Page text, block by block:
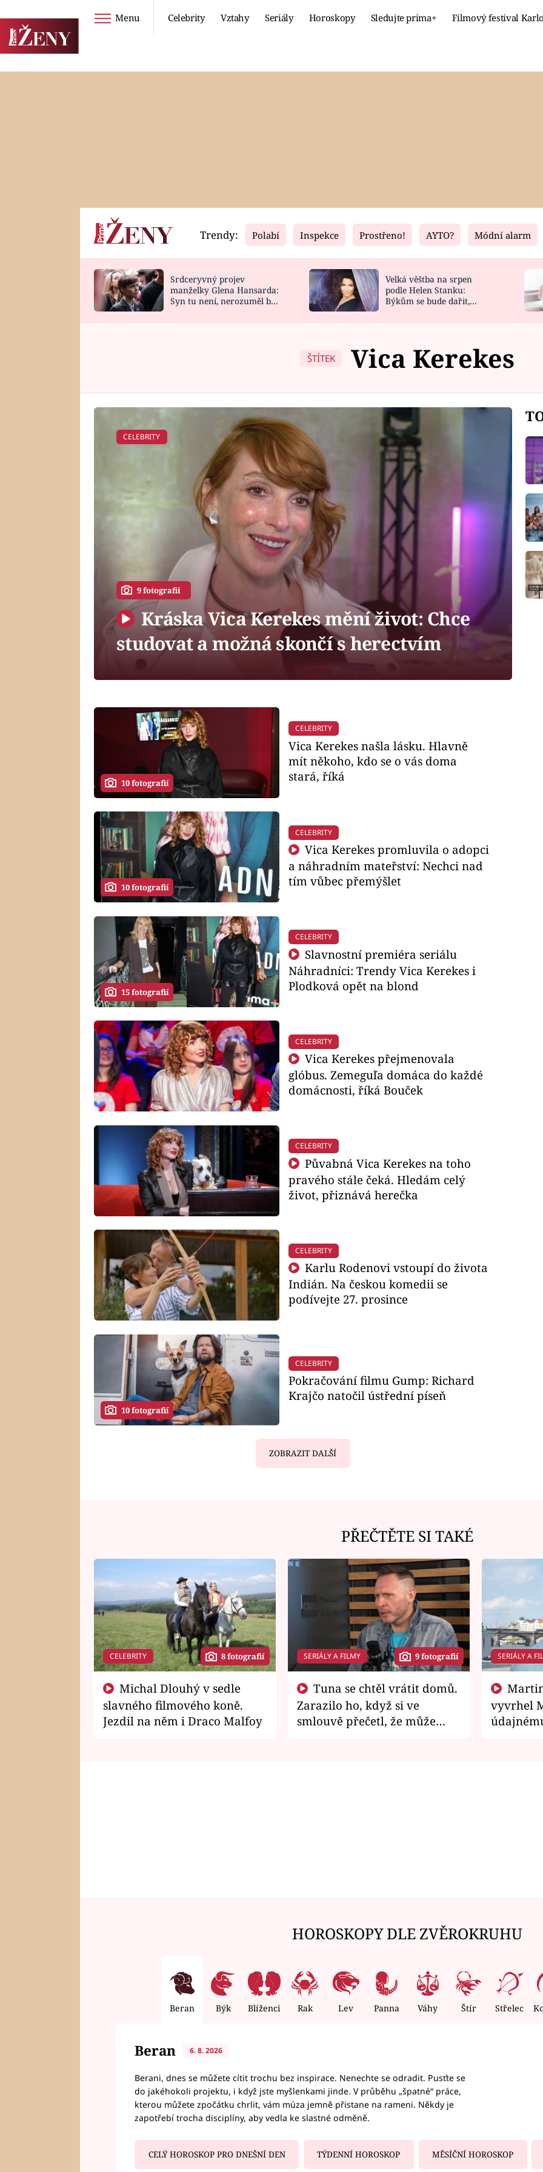
Menu Celebrity Vztahy Seriály Horoskopy Sledujte prima+ Filmový festival
Horoskopy
HOROSKOP NA
Video
CELEBRITY
VAŘENÍ
Fresh
NOVINKY
VIDEORECEPTY
Living
DESIGN
Trendy: Polabí Inspekce Prostřeno! AYTO? Módní alarm
Srdceryvný projev
manželky Glena Hansarda:
Syn tu není, nerozuměl by
Velká věštba na srpen
podle Helen Stanku:
Býkům se bude dařit,
ŠTÍTEK Vica Kerekes
CELEBRITY
9 fotografií
Kráska Vica Kerekes mění život: Chce
studovat a možná skončí s herectvím
10 fotografií
CELEBRITY
Vica Kerekes našla lásku. Hlavně
mít někoho, kdo se o vás doma
stará, říká
10 fotografií
CELEBRITY
Vica Kerekes promluvila o adopci
a náhradním mateřství: Nechci nad
tím vůbec přemýšlet
15 fotografií
CELEBRITY
Slavnostní premiéra seriálu
Náhradníci: Trendy Vica Kerekes i
Plodková opět na blond
CELEBRITY
Vica Kerekes přejmenovala
glóbus. Zemeguľa domáca do každé
domácnosti, říká Bouček
CELEBRITY
Půvabná Vica Kerekes na toho
pravého stále čeká. Hledám celý
život, přiznává herečka
CELEBRITY
Karlu Rodenovi vstoupí do života
Indián. Na českou komedii se
podívejte 27. prosince
10 fotografií
CELEBRITY
Pokračování filmu Gump: Richard
Krajčo natočil ústřední píseň
ZOBRAZIT DALŠÍ
PŘEČTĚTE SI TAKÉ
CELEBRITY 8 fotografií
slavného filmového koně.
Jezdil na něm i Draco Malfoy
SERIÁLY A FILMY 9 fotografií
Zarazilo ho, když si ve
smlouvě přečetl, že může
SERIÁLY A
vyvrhel
HOROSKOPY DLE ZVĚROKRUHU
Beran Býk Blíženci Rak Lev Panna Váhy Štír Střelec
Beran 6. 8. 2026
Berani, dnes se můžete cítit trochu bez inspirace. Nenechte se odradit. Pusťte se
do jakéhokoli projektu, i když jste myšlenkami jinde. V průběhu „špatné“ práce,
kterou můžete zpočátku chrlit, vám múza jemně přistane na rameni. Někdy je
zapotřebí trocha disciplíny, aby vedla ke slastné odměně.
CELÝ HOROSKOP PRO DNEŠNÍ DEN TÝDENNÍ HOROSKOP MĚSÍČNÍ HOROSKOP